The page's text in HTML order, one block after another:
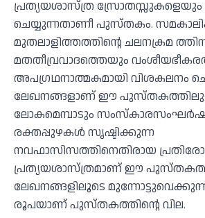
പ്രത്യയശാസ്ത്ര സ്രോതസ്സുകളെയും
ചെയ്യുന്നതാണീ പുസ്തകം.
മുതലാളിത്തത്തിന്റെ ചലനക്രമ
മതതീവ്രവാദത്തെയും
അപഗ്രഥനാത്മകമായി വിശകലനം
ലേഖനങ്ങളാണ് ഈ
ലോകമെമ്പാടും
രക്തപ്പുഴകൾ സൃഷ്ടിക്കുന്ന
നവഫാസിസത്തിനെതിരായ
പ്രത്യയശാസ്ത്രമാണ് ഈ
ലേഖനങ്ങളിലൂടെ
രൂപയാണ് പുസ്തകത്തിന്റെ വില.